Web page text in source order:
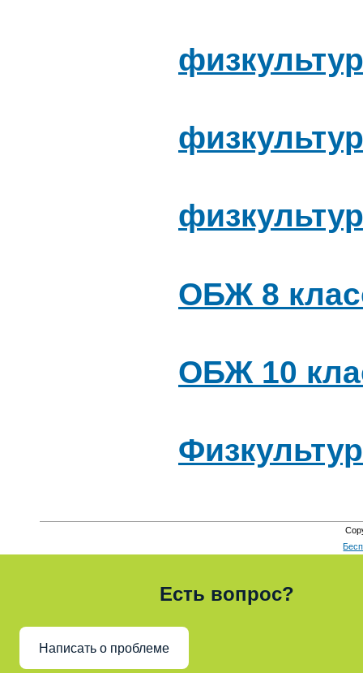
ОБЖ 8
ОБЖ 10
Есть вопрос?
Написать о проблеме